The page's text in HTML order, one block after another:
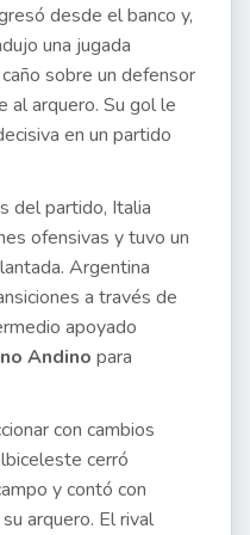
desde el banco y,
una jugada
sobre un defensor
al arquero. Su gol le
en un partido
del partido, Italia
ofensivas y tuvo un
Argentina
a través de
apoyado
Andino para
con cambios
cerró
y contó con
arquero. El rival